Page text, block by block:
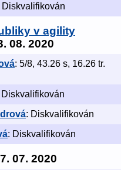
Diskvalifikován
v agility
08. 2020
: 5/8, 43.26 s, 16.26 tr.
Diskvalifikován
: Diskvalifikován
: Diskvalifikován
07. 2020